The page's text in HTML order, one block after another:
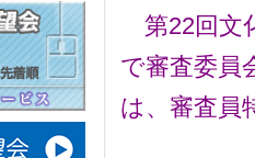
第22回文
で審査委員
は、審査員